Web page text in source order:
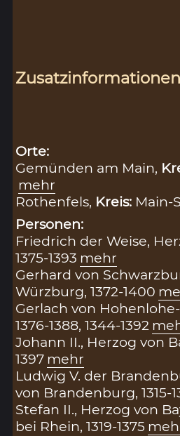
Zusatzinformationen
Orte:
Gemünden am Main,
mehr
Rothenfels, Kreis: Main-
Personen:
Friedrich der Weise,
1375-1393 mehr
Gerhard von
Würzburg, 1372-1400
Gerlach von
1376-1388, 1344-1392
Johann II., Herzog von
1397 mehr
Ludwig V. der
von Brandenburg, 1315-
Stefan II., Herzog von
bei Rhein, 1319-1375